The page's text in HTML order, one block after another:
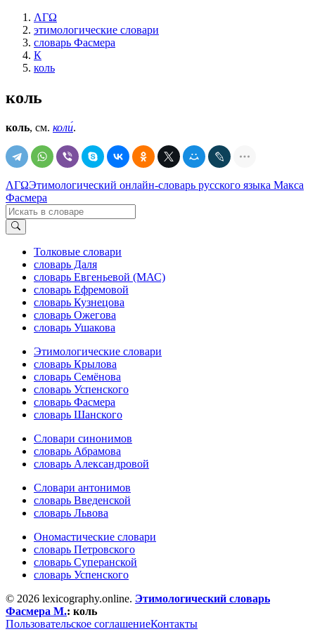
ΛΓΩ
этимологические словари
словарь Фасмера
К
коль
коль
коль, см. коли́.
ΛΓΩЭтимологический онлайн-словарь русского языка Макса
Фасмера
Толковые словари
словарь Даля
словарь Евгеньевой (МАС)
словарь Ефремовой
словарь Кузнецова
словарь Ожегова
словарь Ушакова
Этимологические словари
словарь Крылова
словарь Семёнова
словарь Успенского
словарь Фасмера
словарь Шанского
Словари синонимов
словарь Абрамова
словарь Александровой
Словари антонимов
словарь Введенской
словарь Львова
Ономастические словари
словарь Петровского
словарь Суперанской
словарь Успенского
© 2026 lexicography.online. Этимологический словарь
Фасмера М.: коль
Пользовательское соглашениеКонтакты